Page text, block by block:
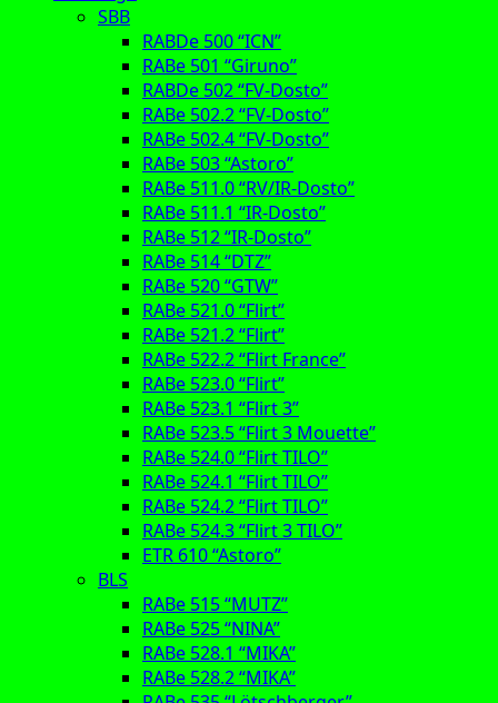
SBB
RABDe 500 “ICN”
RABe 501 “Giruno”
RABDe 502 “FV-Dosto”
RABe 502.2 “FV-Dosto”
RABe 502.4 “FV-Dosto”
RABe 503 “Astoro”
RABe 511.0 “RV/IR-Dosto”
RABe 511.1 “IR-Dosto”
RABe 512 “IR-Dosto”
RABe 514 “DTZ”
RABe 520 “GTW”
RABe 521.0 “Flirt”
RABe 521.2 “Flirt”
RABe 522.2 “Flirt France”
RABe 523.0 “Flirt”
RABe 523.1 “Flirt 3”
RABe 523.5 “Flirt 3 Mouette”
RABe 524.0 “Flirt TILO”
RABe 524.1 “Flirt TILO”
RABe 524.2 “Flirt TILO”
RABe 524.3 “Flirt 3 TILO”
ETR 610 “Astoro”
BLS
RABe 515 “MUTZ”
RABe 525 “NINA”
RABe 528.1 “MIKA”
RABe 528.2 “MIKA”